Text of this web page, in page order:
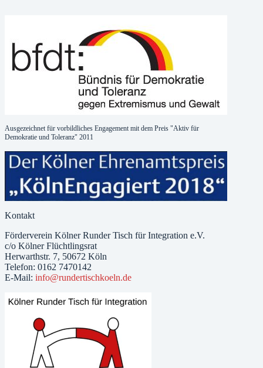
Ausgezeichnet für vorbildliches Engagement mit dem Preis "Aktiv für
Demokratie und Toleranz" 2011
Kontakt
Förderverein Kölner Runder Tisch für Integration e.V.
c/o Kölner Flüchtlingsrat
Herwarthstr. 7, 50672 Köln
Telefon: 0162 7470142
E-Mail: info@rundertischkoeln.de